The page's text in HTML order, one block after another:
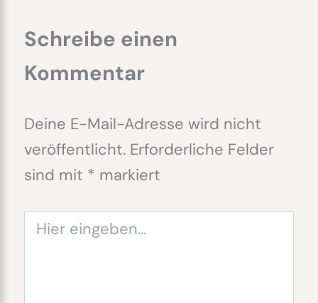
Schreibe einen
Kommentar
Deine E-Mail-Adresse wird nicht
veröffentlicht. Erforderliche Felder
sind mit * markiert
eingeben…